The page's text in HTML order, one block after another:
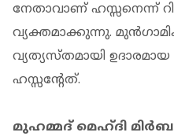
നേതാവാണ് ഹസ്സനെന്ന്
വ്യക്തമാക്കുന്നു.
വ്യത്യസ്തമായി
ഹസ്സന്റേത്.
മുഹമ്മദ് മെഹ്ദി